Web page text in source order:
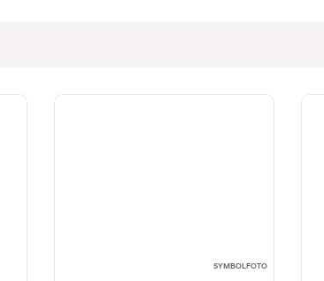
SYMBOLFOTO